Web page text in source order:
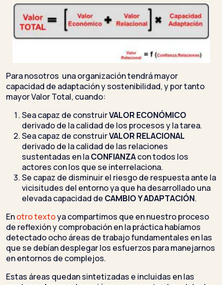
Para nosotros una organización tendrá mayor
capacidad de adaptación y sostenibilidad, y por tanto
mayor Valor Total, cuando:
Sea capaz de construirVALOR ECONÓMICO
derivado de la calidad de los procesos y la tarea.
Sea capaz de construirVALOR RELACIONAL
derivado de la calidad de las relaciones
sustentadas en laCONFIANZAcon todos los
actores con los que se interrelaciona.
Se capaz de disminuir el riesgo de respuesta ante la
vicisitudes del entorno ya que ha desarrollado una
elevada capacidad de CAMBIO Y ADAPTACIÓN.
Enotro textoya compartimos que en nuestro proceso
de reflexión y comprobación en la práctica habíamos
detectado ocho áreas de trabajo fundamentales en las
que se debían desplegar los esfuerzos para manejarnos
en entornos de complejos.
Estas áreas quedan sintetizadas e incluidas en las